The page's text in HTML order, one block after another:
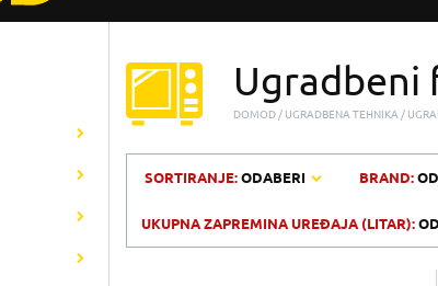
Ugradbeni
DOMOD UGRADBENA TEHNIKA
SORTIRANJE:ODABERI BRAND:
UKUPNA ZAPREMINA UREĐAJA (LITAR):